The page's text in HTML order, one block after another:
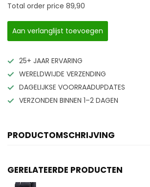
Total order price 89,90
Aan verlanglijst toevoegen
25+ JAAR ERVARING
WERELDWIJDE VERZENDING
DAGELIJKSE VOORRAADUPDATES
VERZONDEN BINNEN 1–2 DAGEN
PRODUCTOMSCHRIJVING
GERELATEERDE PRODUCTEN